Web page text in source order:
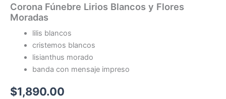
Corona Fúnebre Lirios Blancos y Flores
Moradas
lilis blancos
cristemos blancos
lisianthus morado
banda con mensaje impreso
$1,890.00